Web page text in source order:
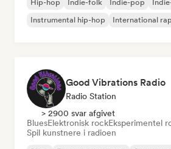
Hip-hop Indie-folk Indie-pop
Instrumental hip-hop
International rap
Good Vibrations Radio
Radio Station
> 2900 svar afgivet
BluesElektronisk rockEksperimentel
Spil kunstnere i radioen